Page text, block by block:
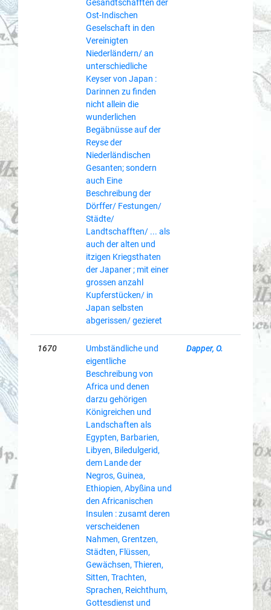
Gesandtschafften der
Ost-Indischen
Geselschaft in den
Vereinigten
Niederländern/ an
unterschiedliche
Keyser von Japan :
Darinnen zu finden
nicht allein die
wunderlichen
Begäbnüsse auf der
Reyse der
Niederländischen
Gesanten; sondern
auch Eine
Beschreibung der
Dörffer/ Festungen/
Städte/
Landtschafften/ ... als
auch der alten und
itzigen Kriegsthaten
der Japaner ; mit einer
grossen anzahl
Kupferstücken/ in
Japan selbsten
abgerissen/ gezieret
1670
Umbständliche und
eigentliche
Beschreibung von
Africa und denen
darzu gehörigen
Königreichen und
Landschaften als
Egypten, Barbarien,
Libyen, Biledulgerid,
dem Lande der
Negros, Guinea,
Ethiopien, Abyßina und
den Africanischen
Insulen : zusamt deren
verscheidenen
Nahmen, Grentzen,
Städten, Flüssen,
Gewächsen, Thieren,
Sitten, Trachten,
Sprachen, Reichthum,
Gottesdienst und
Dapper, O.